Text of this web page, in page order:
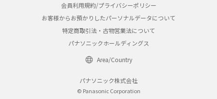
会員利用規約/プライバシーポリシー
お客様からお預かりしたパーソナルデータについて
特定商取引法・古物営業法について
パナソニックホールディングス
Area/Country
パナソニック株式会社
© Panasonic Corporation